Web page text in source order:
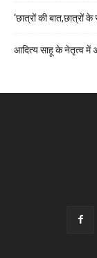
‘छात्रों की बात,छात्रों के
आदित्य साहू के नेतृत्व में